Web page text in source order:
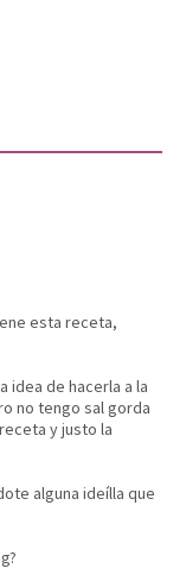
esta receta,
idea de hacerla a la
no tengo sal gorda
y justo la
alguna ideílla que